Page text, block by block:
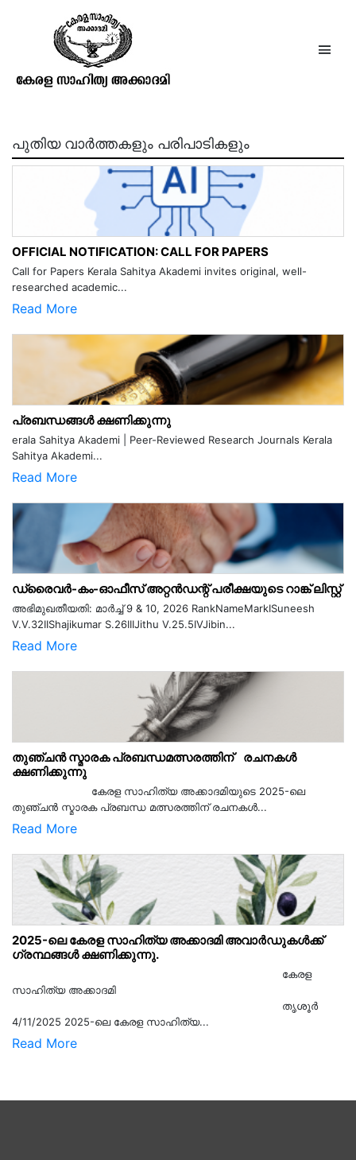
ദുരവസ്ഥ, ചണ്ഡാലഭിക്ഷുകി @
പുതിയ വാർത്തകളും പരിപാടികളും
OFFICIAL NOTIFICATION: CALL FOR PAPERS
Call for Papers Kerala Sahitya Akademi invites original, well-
researched academic...
Read More
പ്രബന്ധങ്ങൾ ക്ഷണിക്കുന്നു
erala Sahitya Akademi | Peer-Reviewed Research Journals Kerala
Sahitya Akademi...
Read More
ഡ്രൈവർ-കം-ഓഫീസ് അറ്റൻഡന്റ് പരീക്ഷയുടെ റാങ്ക് ലിസ്റ്റ്
അഭിമുഖതീയതി: മാർച്ച് 9 & 10, 2026 RankNameMarkISuneesh
V.V.32IIShajikumar S.26IIIJithu V.25.5IVJibin...
Read More
തുഞ്ചൻ സ്മാരക പ്രബന്ധമത്സരത്തിന് രചനകൾ
ക്ഷണിക്കുന്നു
കേരള സാഹിത്യ അക്കാദമിയുടെ 2025-ലെ
തുഞ്ചൻ സ്മാരക പ്രബന്ധ മത്സരത്തിന് രചനകൾ...
Read More
2025-ലെ കേരള സാഹിത്യ അക്കാദമി അവാർഡുകൾക്ക്
ഗ്രന്ഥങ്ങൾ ക്ഷണിക്കുന്നു.
കേരള
സാഹിത്യ അക്കാദമി
തൃശൂര്‍
4/11/2025 2025-ലെ കേരള സാഹിത്യ...
Read More